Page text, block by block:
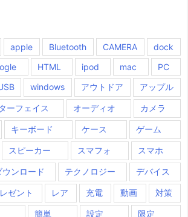
apple Bluetooth CAMERA
dock
HTML ipod mac
PC
windows アウトドア アップル
ーフェイス オーディオ カメラ
キーボード ケース ゲーム
スピーカー スマフォ スマホ
ウンロード テクノロジー デバイス
ゼント レア 充電 動画 対策
簡単 設定 限定